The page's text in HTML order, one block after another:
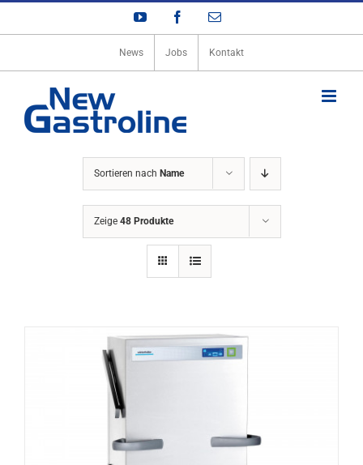
Zum
YouTube Facebook
E-
News Jobs Kontakt
Sortieren nach Name
Zeige 48 Produkte